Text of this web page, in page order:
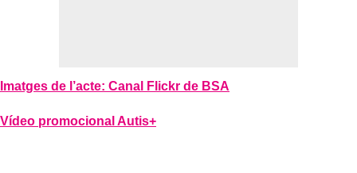
Imatges de l’acte: Canal Flickr de BSA
Vídeo promocional Autis+